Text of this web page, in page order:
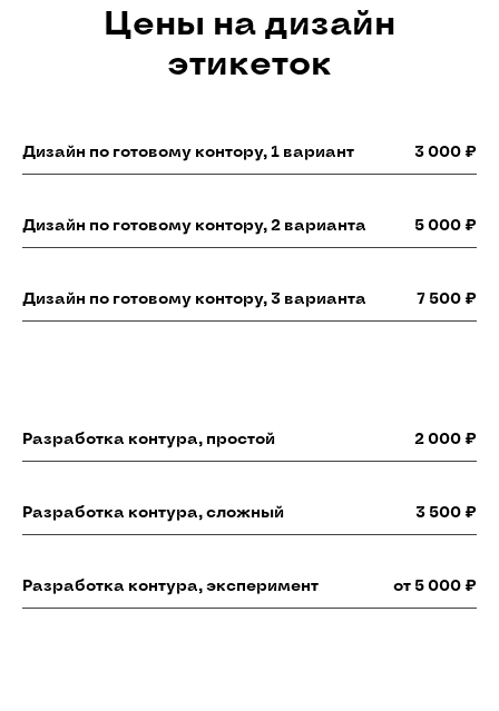
Цены на дизайн
этикеток
Дизайн по готовому контору, 1 вариант 3 000 ₽
Дизайн по готовому контору, 2 варианта 5 000 ₽
Дизайн по готовому контору, 3 варианта 7 500 ₽
Разработка контура, простой 2 000 ₽
Разработка контура, сложный 3 500 ₽
Разработка контура, эксперимент от 5 000 ₽